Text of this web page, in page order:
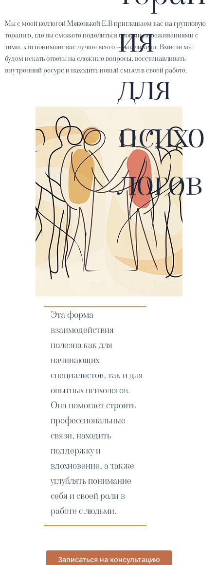
ия
для
психо
логов
Мы с моей коллегой Мякенькой Е.В приглашаем вас на групповую
терапию, где вы сможете поделиться своими переживаниями с
теми, кто понимает вас лучше всего — коллегами. Вместе мы
будем искать ответы на сложные вопросы, восстанавливать
внутренний ресурс и находить новый смысл в своей работе.
Эта форма
взаимодействия
полезна как для
начинающих
специалистов, так и для
опытных психологов.
Она помогает строить
профессиональные
связи, находить
поддержку и
вдохновение, а также
углублять понимание
себя и своей роли в
работе с людьми.
Записаться на консультацию